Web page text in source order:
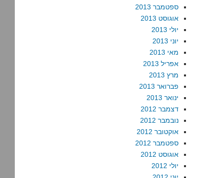
ספטמבר 2013
אוגוסט 2013
יולי 2013
יוני 2013
מאי 2013
אפריל 2013
מרץ 2013
פברואר 2013
ינואר 2013
דצמבר 2012
נובמבר 2012
אוקטובר 2012
ספטמבר 2012
אוגוסט 2012
יולי 2012